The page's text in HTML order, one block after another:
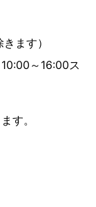
ます）
～16:00ス
す。